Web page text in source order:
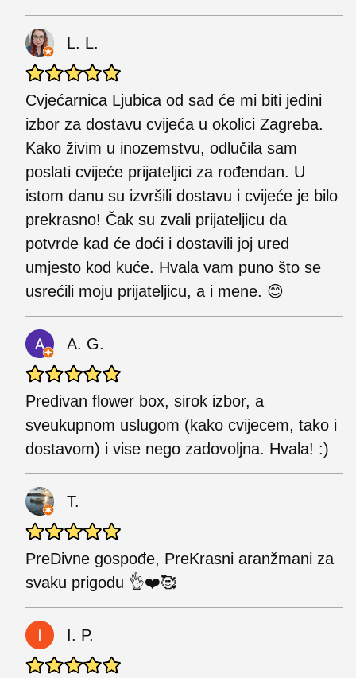
L. L.
Cvjećarnica Ljubica od sad će mi biti jedini
izbor za dostavu cvijeća u okolici Zagreba.
Kako živim u inozemstvu, odlučila sam
poslati cvijeće prijateljici za rođendan. U
istom danu su izvršili dostavu i cvijeće je bilo
prekrasno! Čak su zvali prijateljicu da
potvrde kad će doći i dostavili joj ured
umjesto kod kuće. Hvala vam puno što se
usrećili moju prijateljicu, a i mene. 😊
A. G.
Predivan flower box, sirok izbor, a
sveukupnom uslugom (kako cvijecem, tako i
dostavom) i vise nego zadovoljna. Hvala! :)
T.
PreDivne gospođe, PreKrasni aranžmani za
svaku prigodu 👌❤️🥰
I. P.